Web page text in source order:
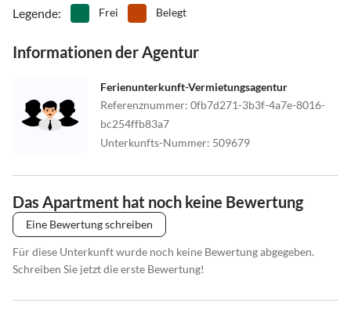
zum Hauptbahnhof, wo Sie in den Postbus umsteigen können.
Legende: Frei Belegt
Informationen der Agentur
Ferienunterkunft-Vermietungsagentur
Referenznummer: 0fb7d271-3b3f-4a7e-8016-
bc254ffb83a7
Unterkunfts-Nummer: 509679
Das Apartment hat noch keine Bewertung
Eine Bewertung schreiben
Für diese Unterkunft wurde noch keine Bewertung abgegeben.
Schreiben Sie jetzt die erste Bewertung!